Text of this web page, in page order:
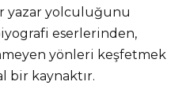
yazar yolculuğunu
eserlerinden,
yönleri keşfetmek
bir kaynaktır.